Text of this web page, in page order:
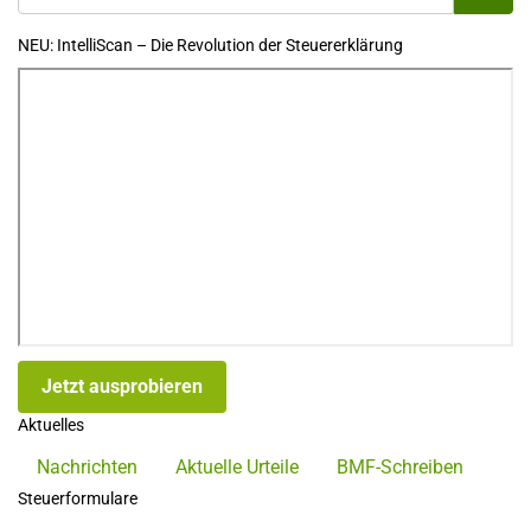
NEU: IntelliScan – Die Revolution der Steuererklärung
Jetzt ausprobieren
Aktuelles
Nachrichten Aktuelle Urteile BMF-Schreiben
Steuerformulare